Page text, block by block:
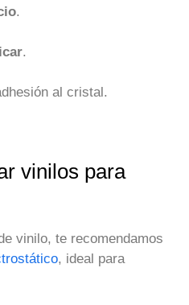
.
.
al cristal.
vinilos para
vinilo, te recomendamos
, ideal para